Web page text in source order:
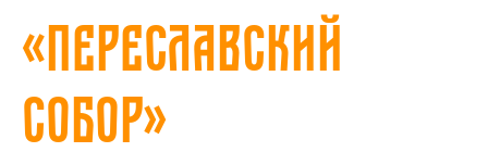
«Переславский
собор»